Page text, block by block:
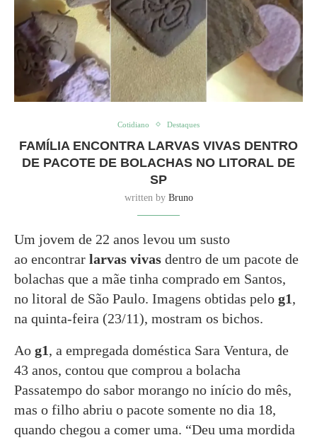
Cotidiano Destaques
FAMÍLIA ENCONTRA LARVAS VIVAS DENTRO
DE PACOTE DE BOLACHAS NO LITORAL DE
SP
written by Bruno
Um jovem de 22 anos levou um susto
ao encontrar larvas vivas dentro de um pacote de
bolachas que a mãe tinha comprado em Santos,
no litoral de São Paulo. Imagens obtidas pelo g1,
na quinta-feira (23/11), mostram os bichos.
Ao g1, a empregada doméstica Sara Ventura, de
43 anos, contou que comprou a bolacha
Passatempo do sabor morango no início do mês,
mas o filho abriu o pacote somente no dia 18,
quando chegou a comer uma. “Deu uma mordida